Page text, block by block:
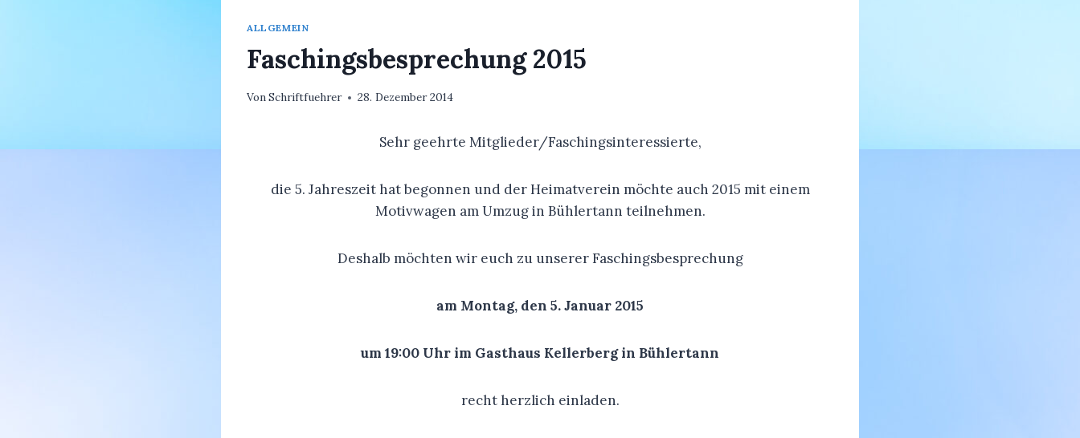
ALLGEMEIN
Faschingsbesprechung 2015
VonSchriftfuehrer 28. Dezember 2014
Sehr geehrte Mitglieder/Faschingsinteressierte,
die 5. Jahreszeit hat begonnen und der Heimatverein möchte auch 2015 mit einem
Motivwagen am Umzug in Bühlertann teilnehmen.
Deshalb möchten wir euch zu unserer Faschingsbesprechung
am Montag, den 5. Januar 2015
um 19:00 Uhr im Gasthaus Kellerberg in Bühlertann
recht herzlich einladen.